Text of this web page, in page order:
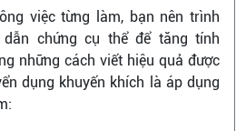
việc từng làm, bạn nên trình
chứng cụ thể để tăng tính
những cách viết hiệu quả được
dụng khuyến khích là áp dụng